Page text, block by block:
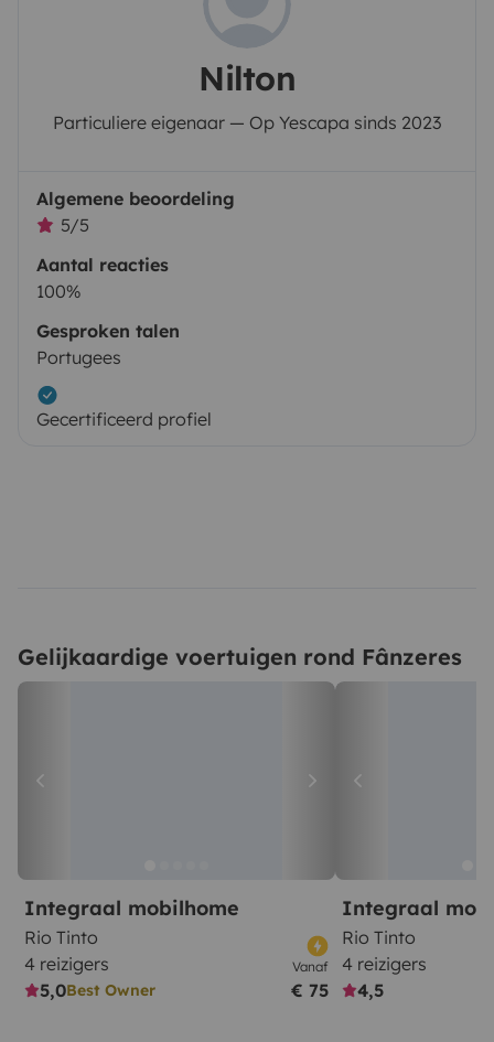
Nilton
Particuliere eigenaar — Op Yescapa sinds 2023
Algemene beoordeling
5/5
Aantal reacties
100%
Gesproken talen
Portugees
Gecertificeerd profiel
Gelijkaardige voertuigen rond Fânzeres
Integraal mobilhome
Rio Tinto
4 reizigers
5,0Best Owner
Vanaf
€ 75
Integraal
Rio Tinto
4 reizigers
4,5